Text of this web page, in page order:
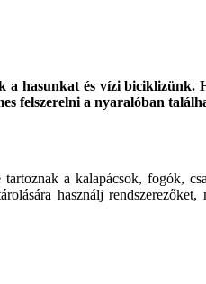
hasunkat és vízi
felszerelni a nyaralóban
a kalapácsok, fogók,
használj